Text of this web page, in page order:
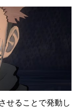
せることで発動し